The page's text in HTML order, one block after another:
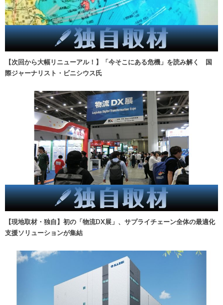
【次回から大幅リニューアル！】「今そこにある危機」を読み解く 国
際ジャーナリスト・ビニシウス氏
【現地取材・独自】初の「物流DX展」、サプライチェーン全体の最適化
支援ソリューションが集結